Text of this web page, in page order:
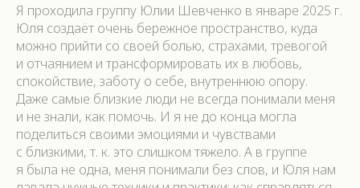
Я проходила группу Юлии Шевченко в январе 2025 г.
Юля создаёт очень бережное пространство, куда
можно прийти со своей болью, страхами, тревогой
и отчаянием и трансформировать их в любовь,
спокойствие, заботу о себе, внутреннюю опору.
Даже самые близкие люди не всегда понимали меня
и не знали, как помочь. И я не до конца могла
поделиться своими эмоциями и чувствами
с близкими, т. к. это слишком тяжело. А в группе
я была не одна, меня понимали без слов, и Юля нам